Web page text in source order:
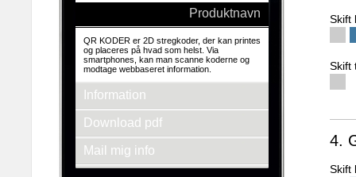
Produktnavn
QR KODER er 2D stregkoder, der kan printes
og placeres på hvad som helst. Via
smartphones, kan man scanne koderne og
modtage webbaseret information.
Information
Download pdf
Mail mig info
Skift
Skift
4.
Skift